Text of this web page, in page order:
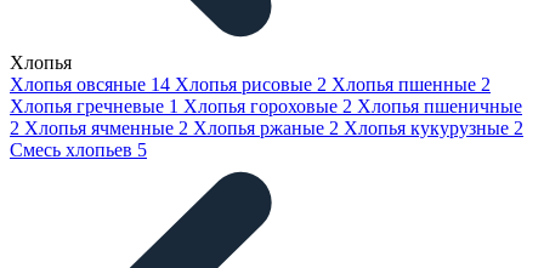
Хлопья
Хлопья овсяные 14 Хлопья рисовые 2 Хлопья пшенные 2
Хлопья гречневые 1 Хлопья гороховые 2 Хлопья пшеничные
2 Хлопья ячменные 2 Хлопья ржаные 2 Хлопья кукурузные 2
Смесь хлопьев 5